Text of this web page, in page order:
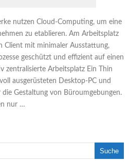
nutzen Cloud-Computing, um eine
zu etablieren. Am Arbeitsplatz
Client mit minimaler Ausstattung,
geschützt und effizient auf einen
zentralisierte Arbeitsplatz Ein Thin
ausgerüsteten Desktop-PC und
Gestaltung von Büroumgebungen.
nur …